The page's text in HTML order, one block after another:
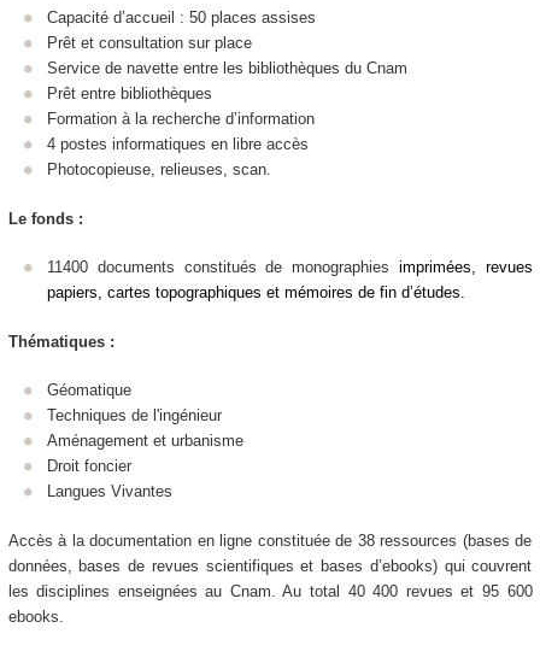
Capacité d’accueil : 50 places assises
Prêt et consultation sur place
Service de navette entre les bibliothèques du Cnam
Prêt entre bibliothèques
Formation à la recherche d’information
4 postes informatiques en libre accès
Photocopieuse, relieuses, scan.
Le fonds :
11400 documents constitués de monographies imprimées, revues
papiers, cartes topographiques et mémoires de fin d’études.
Thématiques :
Géomatique
Techniques de l'ingénieur
Aménagement et urbanisme
Droit foncier
Langues Vivantes
Accès à la documentation en ligne constituée de 38 ressources (bases de
données, bases de revues scientifiques et bases d’ebooks) qui couvrent
les disciplines enseignées au Cnam. Au total 40 400 revues et 95 600
ebooks.